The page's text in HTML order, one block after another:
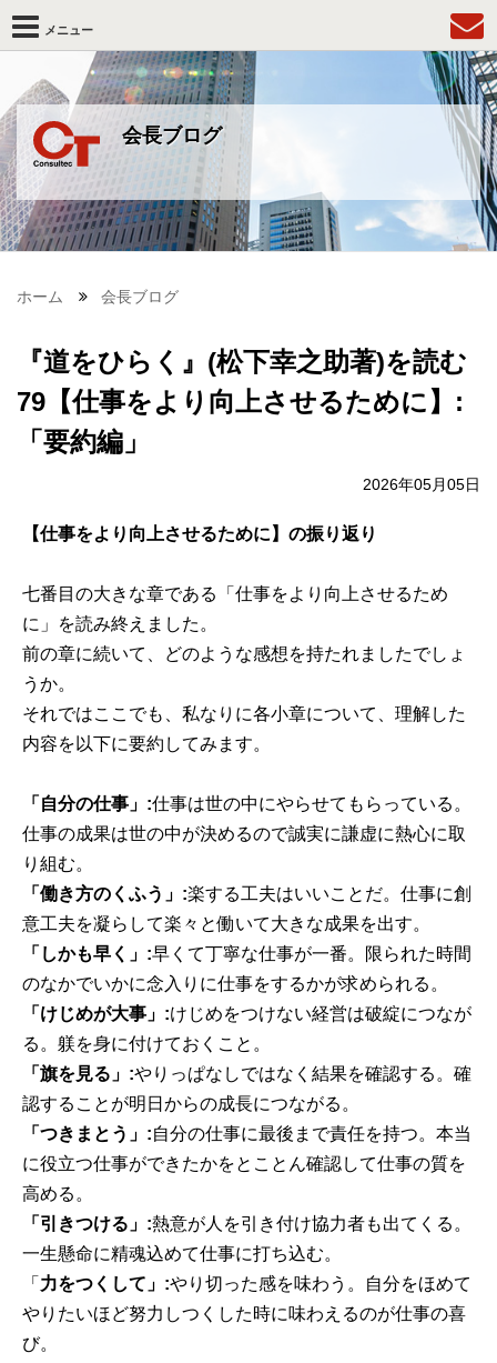
会長ブログ
メニュー
ホーム 会長ブログ
『道をひらく』(松下幸之助著)を読む
79【仕事をより向上させるために】:
「要約編」
2026年05月05日
【仕事をより向上させるために】の振り返り
七番目の大きな章である「仕事をより向上させるため
に」を読み終えました。
前の章に続いて、どのような感想を持たれましたでしょ
うか。
それではここでも、私なりに各小章について、理解した
内容を以下に要約してみます。
「自分の仕事」:仕事は世の中にやらせてもらっている。
仕事の成果は世の中が決めるので誠実に謙虚に熱心に取
り組む。
「働き方のくふう」:楽する工夫はいいことだ。仕事に創
意工夫を凝らして楽々と働いて大きな成果を出す。
「しかも早く」:早くて丁寧な仕事が一番。限られた時間
のなかでいかに念入りに仕事をするかが求められる。
「けじめが大事」:けじめをつけない経営は破綻につなが
る。躾を身に付けておくこと。
「旗を見る」:やりっぱなしではなく結果を確認する。確
認することが明日からの成長につながる。
「つきまとう」:自分の仕事に最後まで責任を持つ。本当
に役立つ仕事ができたかをとことん確認して仕事の質を
高める。
「引きつける」:熱意が人を引き付け協力者も出てくる。
一生懸命に精魂込めて仕事に打ち込む。
「 力をつくして」:やり切った感を味わう。自分をほめて
やりたいほど努力しつくした時に味わえるのが仕事の喜
び。